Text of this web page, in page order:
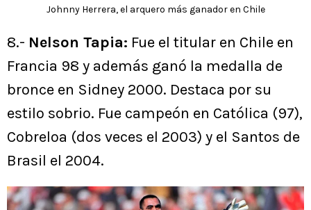
Johnny Herrera, el arquero más ganador en Chile
8.- Nelson Tapia: Fue el titular en Chile en
Francia 98 y además ganó la medalla de
bronce en Sidney 2000. Destaca por su
estilo sobrio. Fue campeón en Católica (97),
Cobreloa (dos veces el 2003) y el Santos de
Brasil el 2004.